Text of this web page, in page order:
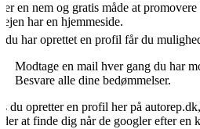
er en nem og gratis måde at
har en hjemmeside.
du har oprettet en profil får du
Modtage en mail hver gang du har
Besvare alle dine bedømmelser.
du opretter en profil her på
at finde dig når de googler efter en